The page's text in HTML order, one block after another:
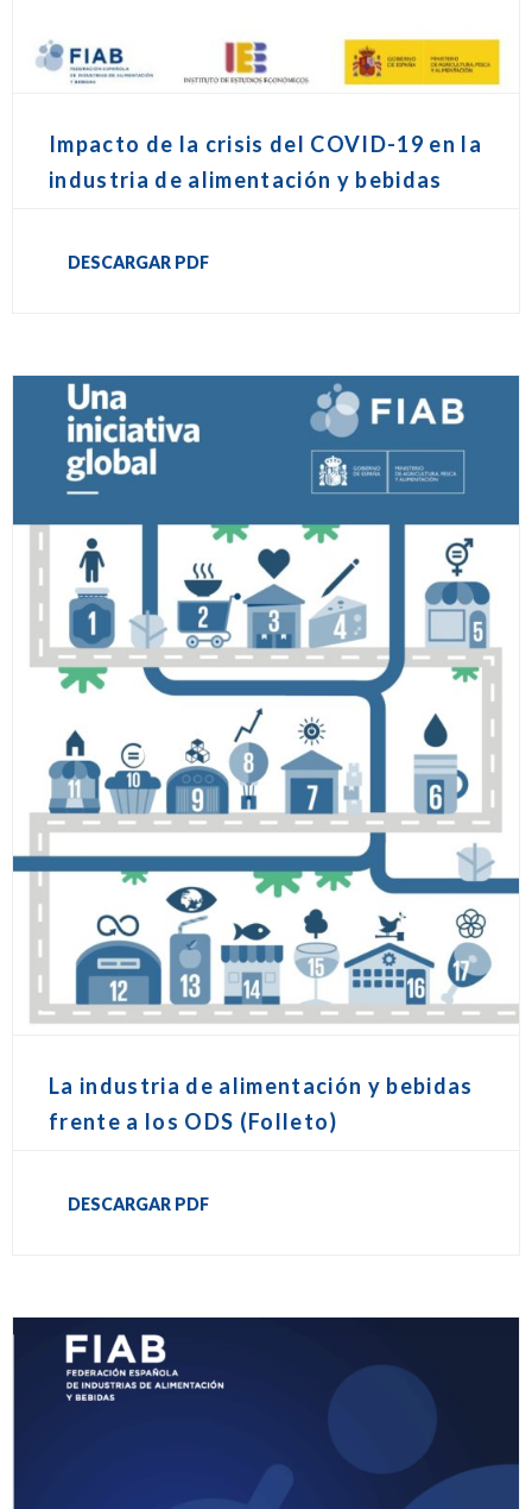
Impacto de la crisis del COVID-19 en la
industria de alimentación y bebidas
DESCARGAR PDF
La industria de alimentación y bebidas
frente a los ODS (Folleto)
DESCARGAR PDF